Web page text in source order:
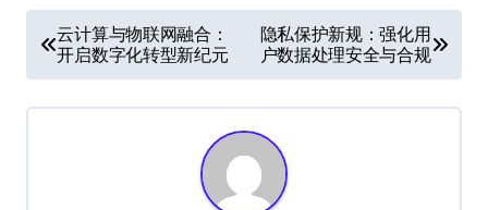
章
导
云计算与物联网融合：
开启数字化转型新纪元
隐私保护新规：强化用
户数据处理安全与合规